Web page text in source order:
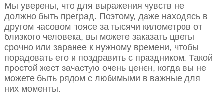
Мы уверены, что для выражения чувств не
должно быть преград. Поэтому, даже находясь в
другом часовом поясе за тысячи километров от
близкого человека, вы можете заказать цветы
срочно или заранее к нужному времени, чтобы
порадовать его и поздравить с праздником. Такой
простой жест зачастую очень ценен, когда вы не
можете быть рядом с любимыми в важные для
них моменты.